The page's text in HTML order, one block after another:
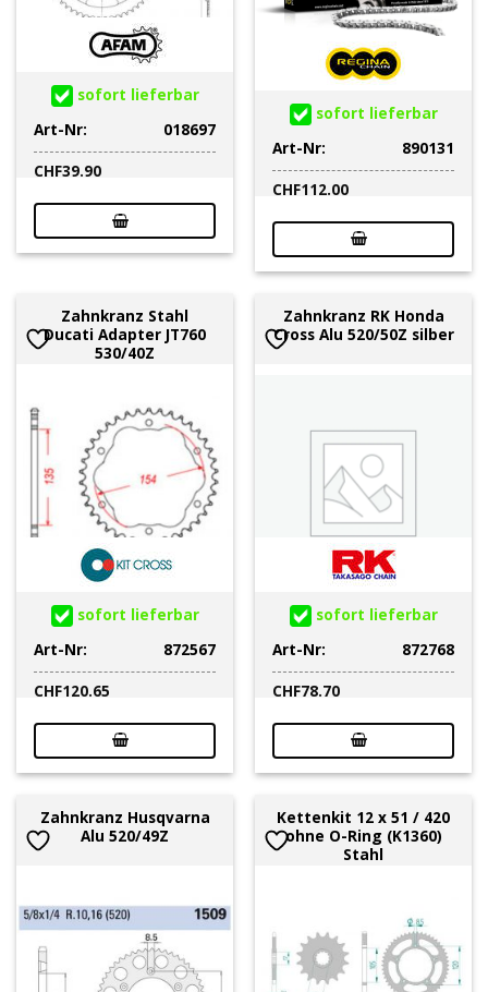
sofort lieferbar
Art-Nr:
018697
CHF39.90
sofort lieferbar
Art-Nr:
890131
CHF112.00
Zahnkranz Stahl
Ducati Adapter JT760
530/40Z
sofort lieferbar
Art-Nr:
872567
CHF120.65
Zahnkranz RK Honda
Cross Alu 520/50Z silber
sofort lieferbar
Art-Nr:
872768
CHF78.70
Zahnkranz Husqvarna
Alu 520/49Z
Kettenkit 12 x 51 / 420
ohne O-Ring (K1360)
Stahl